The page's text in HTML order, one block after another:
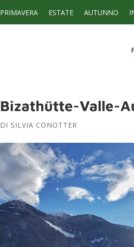
PRIMAVERA ESTATE AUTUNNO
Bizathütte-Valle-
DI SILVIA CONOTTER